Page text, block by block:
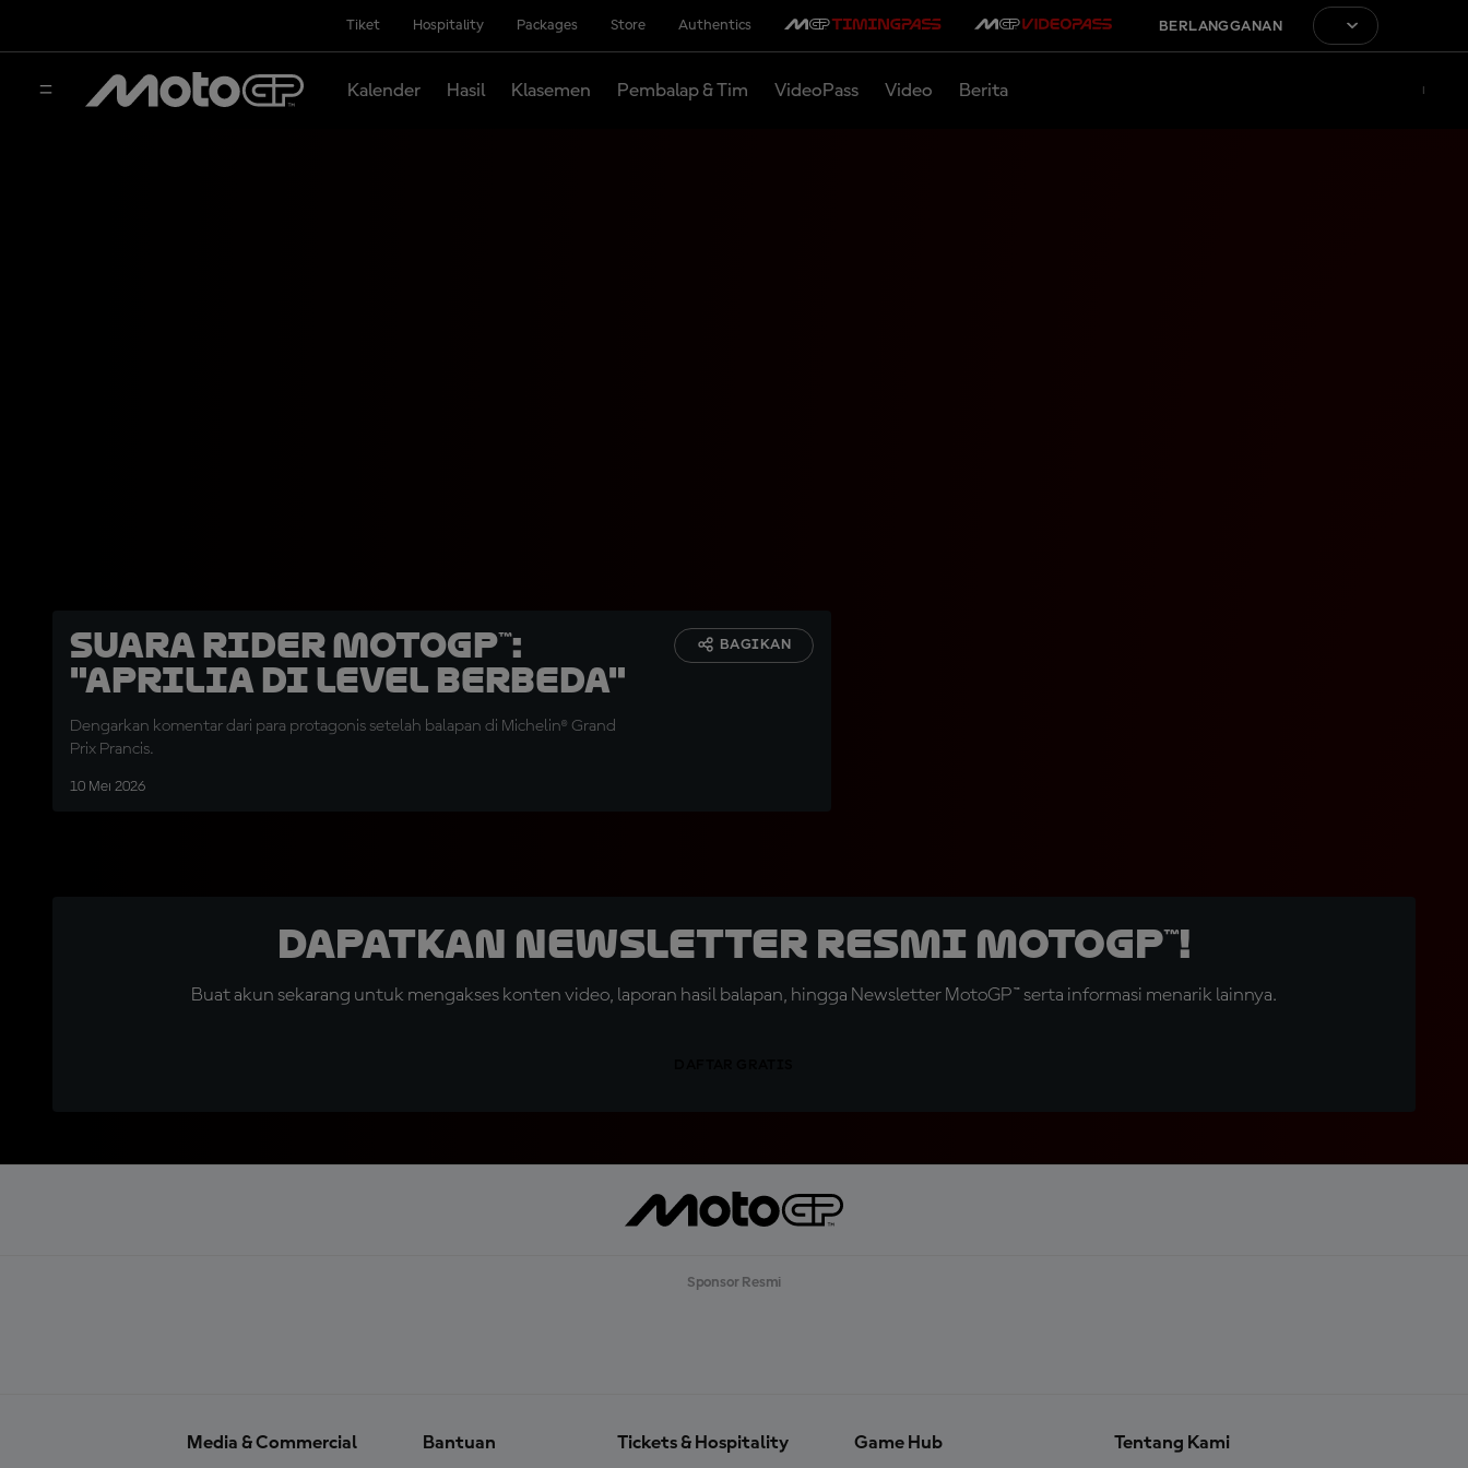
Tiket Hospitality Packages Store Authentics BERLANGGANAN
Kalender Hasil Klasemen Pembalap & Tim VideoPass Video Berita
Suara Rider MotoGP™:
"Aprilia di Level Berbeda"
Dengarkan komentar dari para protagonis setelah balapan di Michelin® Grand
Prix Prancis.
10 Mei 2026
BAGIKAN
Dapatkan Newsletter Resmi MotoGP™!
Buat akun sekarang untuk mengakses konten video, laporan hasil balapan, hingga Newsletter MotoGP™ serta informasi menarik lainnya.
Sponsor Resmi
Media & Commercial Bantuan Tickets & Hospitality Game Hub Tentang Kami